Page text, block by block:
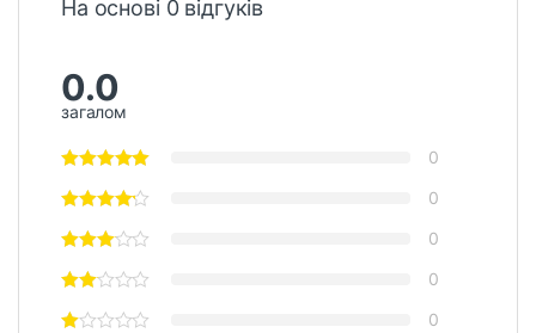
На основі 0 відгуків
0.0
загалом
0
0
0
0
0